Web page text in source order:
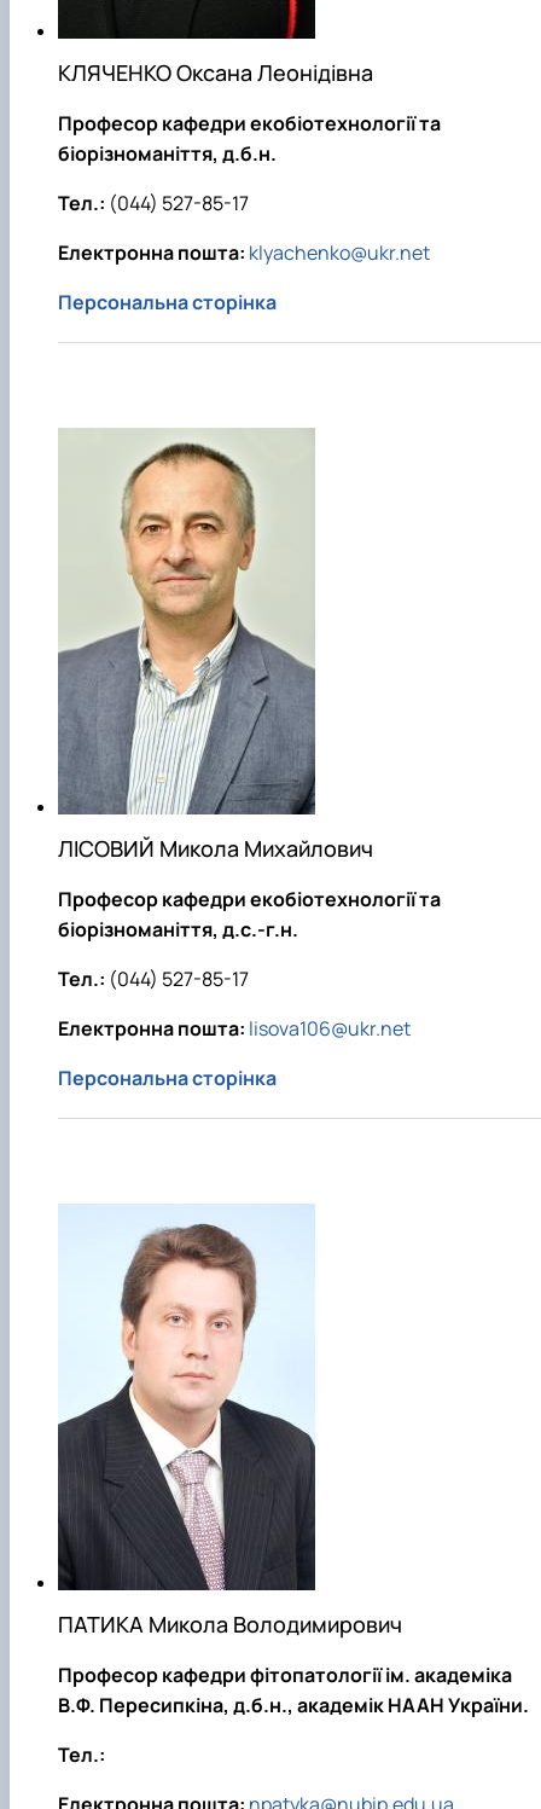
КЛЯЧЕНКО Оксана Леонідівна
Професор кафедри екобіотехнології та
біорізноманіття, д.б.н.
Тел.: (044) 527-85-17
Електронна пошта: klyachenko@ukr.net
Персональна сторінка
ЛІСОВИЙ Микола Михайлович
Професор кафедри екобіотехнології та
біорізноманіття, д.с.-г.н.
Тел.: (044) 527-85-17
Електронна пошта: lisova106@ukr.net
Персональна сторінка
ПАТИКА Микола Володимирович
Професор кафедри фітопатології ім. академіка
В.Ф. Пересипкіна, д.б.н., академік НААН України.
Тел.: